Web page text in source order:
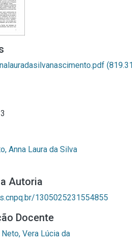
(819.31
Anna Laura da Silva
Autoria
1305025231554855
Docente
Vera Lúcia da